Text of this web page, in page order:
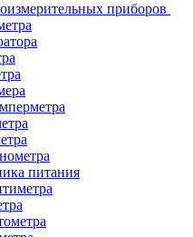
приборов
питания